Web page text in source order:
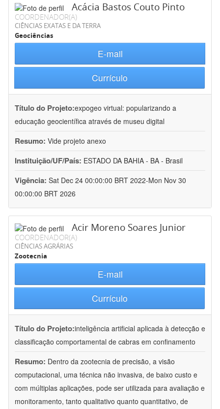
Acácia Bastos Couto Pinto
COORDENADOR(A)
CIÊNCIAS EXATAS E DA TERRA
Geociências
E-mail
Currículo
Título do Projeto:expogeo virtual: popularizando a
educação geocientífica através de museu digital
Resumo: Vide projeto anexo
Instituição/UF/País: ESTADO DA BAHIA - BA - Brasil
Vigência: Sat Dec 24 00:00:00 BRT 2022-Mon Nov 30
00:00:00 BRT 2026
Acir Moreno Soares Junior
COORDENADOR(A)
CIÊNCIAS AGRÁRIAS
Zootecnia
E-mail
Currículo
Título do Projeto:inteligência artificial aplicada à detecção e
classificação comportamental de cabras em confinamento
Resumo: Dentro da zootecnia de precisão, a visão
computacional, uma técnica não invasiva, de baixo custo e
com múltiplas aplicações, pode ser utilizada para avaliação e
monitoramento, tanto qualitativo quanto quantitativo, de